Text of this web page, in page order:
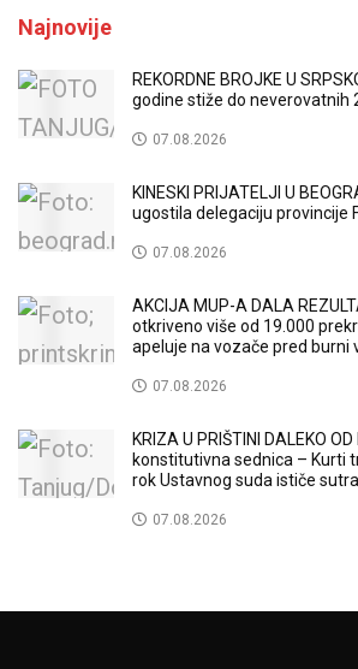
Najnovije
REKORDNE BROJKE U
godine stiže do neverovatnih
07.08.2026
KINESKI PRIJATELJI U
ugostila delegaciju provincije
07.08.2026
AKCIJA MUP-A DALA
otkriveno više od 19.000
apeluje na vozače pred burni
07.08.2026
KRIZA U PRIŠTINI DALEKO
konstitutivna sednica – Kurti
rok Ustavnog suda ističe sutra
07.08.2026